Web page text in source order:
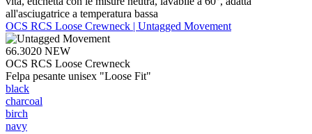
all'asciugatrice a temperatura bassa
OCS RCS Loose Crewneck | Untagged Movement
66.3020 NEW
OCS RCS Loose Crewneck
Felpa pesante unisex "Loose Fit"
black
charcoal
birch
navy